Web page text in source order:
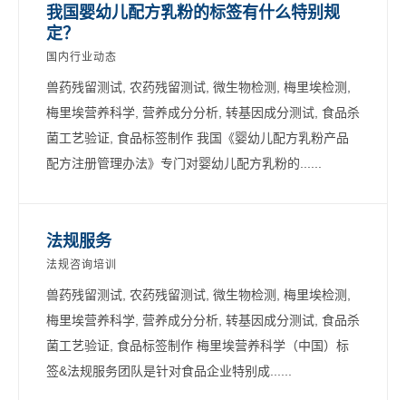
我国婴幼儿配方乳粉的标签有什么特别规
定？
国内行业动态
兽药残留测试, 农药残留测试, 微生物检测, 梅里埃检测,
梅里埃营养科学, 营养成分分析, 转基因成分测试, 食品杀
菌工艺验证, 食品标签制作 我国《婴幼儿配方乳粉产品
配方注册管理办法》专门对婴幼儿配方乳粉的......
法规服务
法规咨询培训
兽药残留测试, 农药残留测试, 微生物检测, 梅里埃检测,
梅里埃营养科学, 营养成分分析, 转基因成分测试, 食品杀
菌工艺验证, 食品标签制作 梅里埃营养科学（中国）标
签&法规服务团队是针对食品企业特别成......